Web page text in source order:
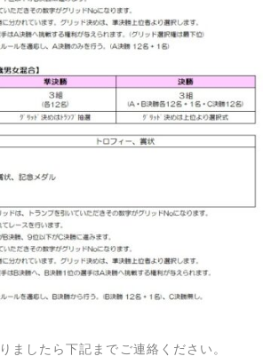
ましたら下記までご連絡ください。